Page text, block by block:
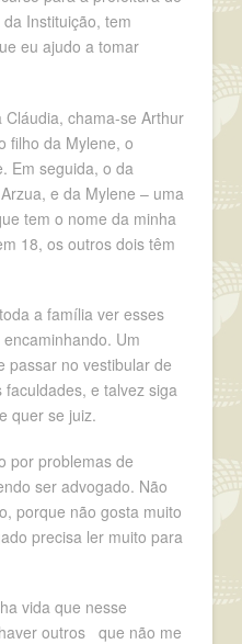
Instituição, tem
eu ajudo a tomar
chama-se Arthur
filho da Mylene, o
Em seguida, o da
e da Mylene – uma
tem o nome da minha
18, os outros dois têm
a família ver esses
Um
passar no vestibular de
e talvez siga
quer se juiz.
por problemas de
ser advogado. Não
porque não gosta muito
precisa ler muito para
vida que nesse
outros que não me